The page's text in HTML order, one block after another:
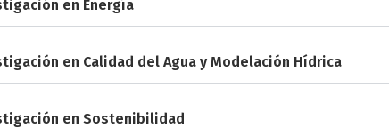
en Energía
en Calidad del Agua y Modelación Hídrica
en Sostenibilidad